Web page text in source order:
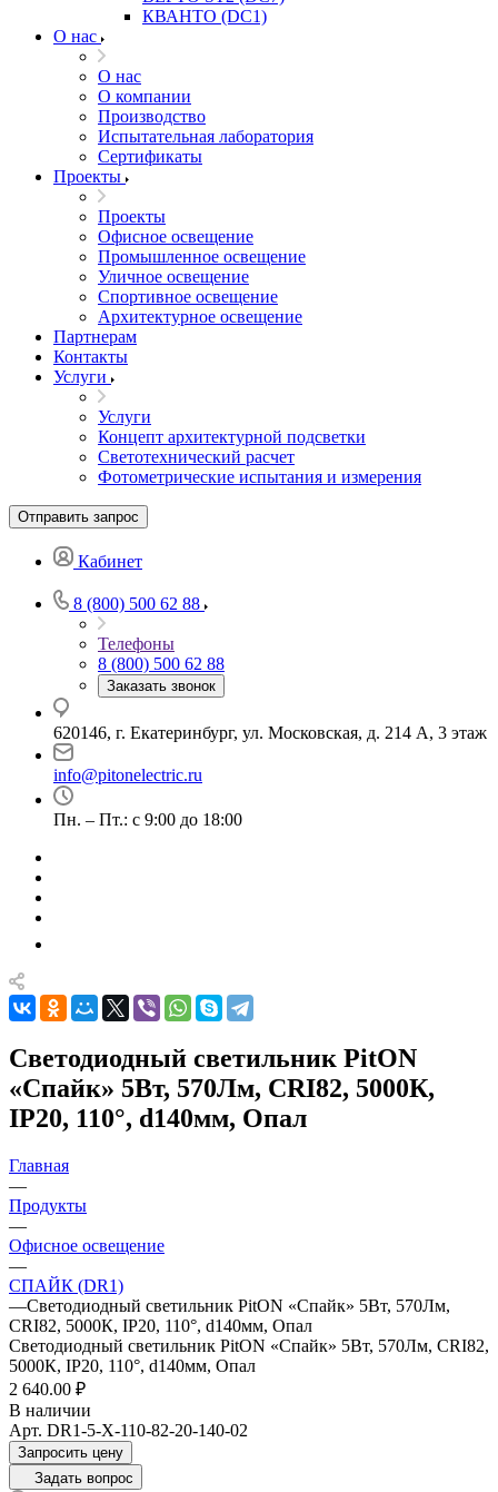
КВАНТО (DC1)
О нас
О нас
О компании
Производство
Испытательная лаборатория
Сертификаты
Проекты
Проекты
Офисное освещение
Промышленное освещение
Уличное освещение
Спортивное освещение
Архитектурное освещение
Партнерам
Контакты
Услуги
Услуги
Концепт архитектурной подсветки
Светотехнический расчет
Фотометрические испытания и измерения
Отправить запрос
Кабинет
8 (800) 500 62 88
Телефоны
8 (800) 500 62 88
Заказать звонок
620146, г. Екатеринбург, ул. Московская, д. 214 А, 3 этаж
info@pitonelectric.ru
Пн. – Пт.: с 9:00 до 18:00
Светодиодный светильник PitON
«Спайк» 5Вт, 570Лм, CRI82, 5000К,
IP20, 110°, d140мм, Опал
Главная
—
Продукты
—
Офисное освещение
—
СПАЙК (DR1)
—Светодиодный светильник PitON «Спайк» 5Вт, 570Лм,
CRI82, 5000К, IP20, 110°, d140мм, Опал
Светодиодный светильник PitON «Спайк» 5Вт, 570Лм, CRI82,
5000К, IP20, 110°, d140мм, Опал
2 640.00 ₽
В наличии
Арт. DR1-5-X-110-82-20-140-02
Запросить цену
Задать вопрос